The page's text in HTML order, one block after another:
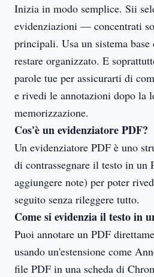
Inizia in modo semplice. Sii
evidenziazioni — concentrati
principali. Usa un sistema
restare organizzato. E
parole tue per assicurarti di
e rivedi le annotazioni dopo la
memorizzazione.
Cos'è un evidenziatore PDF?
Un evidenziatore PDF è uno
di contrassegnare il testo in un
aggiungere note) per poter
seguito senza rileggere tutto.
Come si evidenzia il testo in
Puoi annotare un PDF
usando un'estensione come
file PDF in una scheda di